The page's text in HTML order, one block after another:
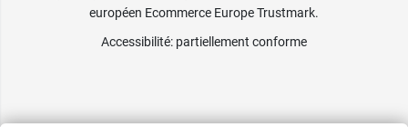
européen Ecommerce Europe Trustmark.
Accessibilité: partiellement conforme